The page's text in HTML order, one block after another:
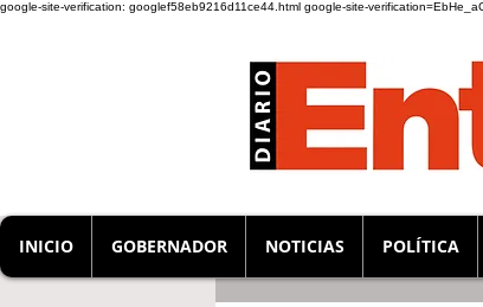
google-site-verification: googlef58eb9216d11ce44.html google-site-
INICIO GOBERNADOR NOTICIAS POLÍTICA